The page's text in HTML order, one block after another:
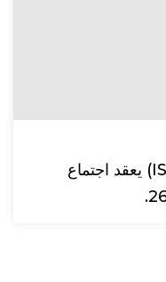
البنك الإسلامي الفلسطيني (ISBK) يعقد اجتماع